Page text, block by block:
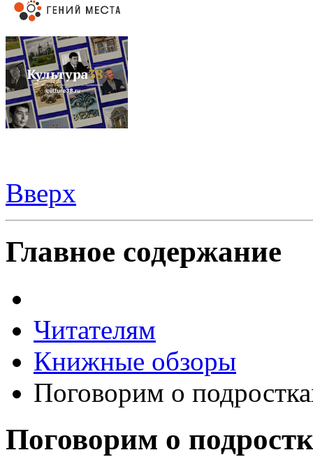
Вверх
Главное содержание
Читателям
Книжные обзоры
Поговорим о
Поговорим о